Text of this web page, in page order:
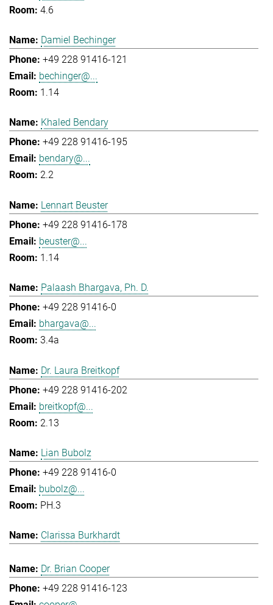
4.6
Damiel Bechinger
+49 228 91416-121
bechinger@...
1.14
Khaled Bendary
+49 228 91416-195
bendary@...
2.2
Lennart Beuster
+49 228 91416-178
beuster@...
1.14
Palaash Bhargava, Ph. D.
+49 228 91416-0
bhargava@...
3.4a
Dr. Laura Breitkopf
+49 228 91416-202
breitkopf@...
2.13
Lian Bubolz
+49 228 91416-0
bubolz@...
PH.3
Clarissa Burkhardt
Dr. Brian Cooper
+49 228 91416-123